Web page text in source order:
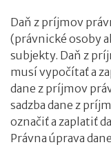
Daň z príjmov
(právnické osoby
subjekty. Daň z
musí vypočítať a
dane z príjmov
sadzba dane z
označiť a zaplatiť
Právna úprava